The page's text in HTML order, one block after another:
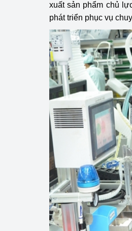
xuất sản phẩm chủ
phát triển phục vụ